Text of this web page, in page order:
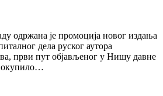
одржана је промоција новог издања
дела руског аутора
први пут објављеног у Нишу давне
окупило…